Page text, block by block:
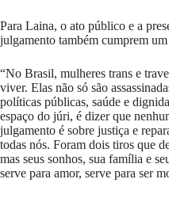
Para Laina, o ato público e a
julgamento também cumprem
“No Brasil, mulheres trans e
viver. Elas não só são
políticas públicas, saúde e
espaço do júri, é dizer que
julgamento é sobre justiça e
todas nós. Foram dois tiros que
mas seus sonhos, sua família e
serve para amor, serve para ser